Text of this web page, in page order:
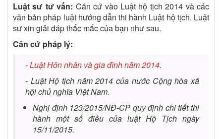
Luật sư tư vấn: Căn cứ vào Luật hộ tịch 2014 và các
văn bản pháp luật hướng dẫn thi hành Luật hộ tịch, Luật
sư xin giải đáp thắc mắc của bạn như sau.
Căn cứ pháp lý:
-Luật Hôn nhân và gia đình năm 2014.
- Luật Hộ tịch năm 2014 của nước Cộng hòa xã
hội chủ nghĩa Việt Nam.
Nghị định 123/2015/NĐ-CP quy định chi tiết thi
hành một số điều của luật Hộ Tịch ngày
15/11/2015.